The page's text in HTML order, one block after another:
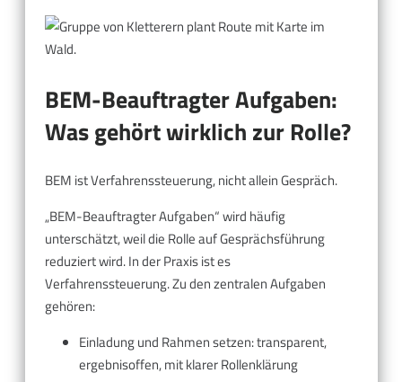
BEM-Beauftragter Aufgaben:
Was gehört wirklich zur Rolle?
BEM ist Verfahrenssteuerung, nicht allein Gespräch.
„BEM-Beauftragter Aufgaben“ wird häufig
unterschätzt, weil die Rolle auf Gesprächsführung
reduziert wird. In der Praxis ist es
Verfahrenssteuerung. Zu den zentralen Aufgaben
gehören:
Einladung und Rahmen setzen: transparent,
ergebnisoffen, mit klarer Rollenklärung